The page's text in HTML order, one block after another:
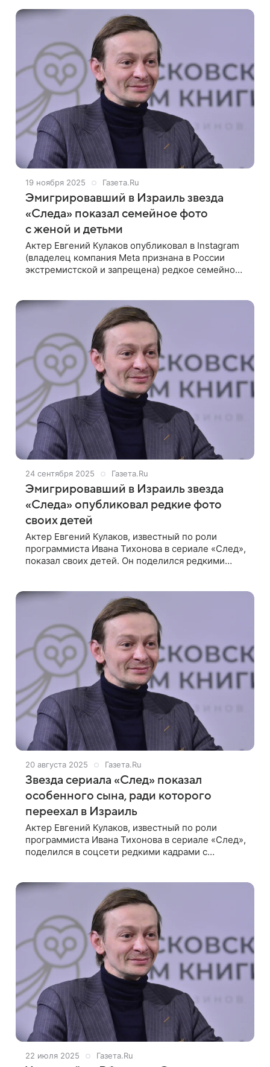
19 ноября 2025 Газета.Ru
Эмигрировавший в Израиль звезда
«Следа» показал семейное фото
с женой и детьми
Актер Евгений Кулаков опубликовал в Instagram
(владелец компания Meta признана в России
экстремистской и запрещена) редкое семейное
24 сентября 2025 Газета.Ru
Эмигрировавший в Израиль звезда
«Следа» опубликовал редкие фото
своих детей
Актер Евгений Кулаков, известный по роли
программиста Ивана Тихонова в сериале «След»,
показал своих детей. Он поделился редкими
20 августа 2025 Газета.Ru
Звезда сериала «След» показал
особенного сына, ради которого
переехал в Израиль
Актер Евгений Кулаков, известный по роли
программиста Ивана Тихонова в сериале «След»,
поделился в соцсети редкими кадрами с
22 июля 2025 Газета.Ru